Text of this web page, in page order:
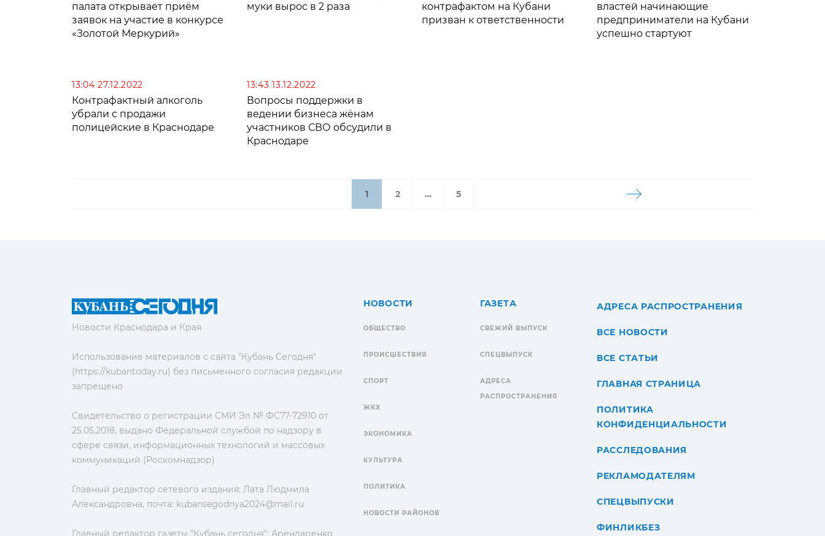
палата открывает приём
заявок на участие в конкурсе
«Золотой Меркурий»
муки вырос в 2 раза
контрафактом на Кубани
призван к ответственности
властей начинающие
предприниматели на Кубани
успешно стартуют
13:04 27.12.2022
Контрафактный алкоголь
убрали с продажи
полицейские в Краснодаре
13:43 13.12.2022
Вопросы поддержки в
ведении бизнеса жёнам
участников СВО обсудили в
Краснодаре
1 2 … 5
Новости Краснодара и Края
Использование материалов с сайта "Кубань Сегодня"
(https://kubantoday.ru) без письменного согласия редакции
запрещено
Свидетельство о регистрации СМИ Эл № ФС77-72910 от
25.05.2018, выдано Федеральной службой по надзору в
сфере связи, информационных технологий и массовых
коммуникаций (Роскомнадзор)
Главный редактор сетевого издания: Лата Людмила
Александровна, почта: kubansegodnya2024@mail.ru
Главный редактор газеты "Кубань сегодня": Арендаренко
НОВОСТИ
ОБЩЕСТВО
ПРОИСШЕСТВИЯ
СПОРТ
ЖКХ
ЭКОНОМИКА
КУЛЬТУРА
ПОЛИТИКА
НОВОСТИ РАЙОНОВ
ГАЗЕТА
СВЕЖИЙ ВЫПУСК
СПЕЦВЫПУСК
АДРЕСА
РАСПРОСТРАНЕНИЯ
АДРЕСА РАСПРОСТРАНЕНИЯ
ВСЕ НОВОСТИ
ВСЕ СТАТЬИ
ГЛАВНАЯ СТРАНИЦА
ПОЛИТИКА
КОНФИДЕНЦИАЛЬНОСТИ
РАССЛЕДОВАНИЯ
РЕКЛАМОДАТЕЛЯМ
СПЕЦВЫПУСКИ
ФИНЛИКБЕЗ